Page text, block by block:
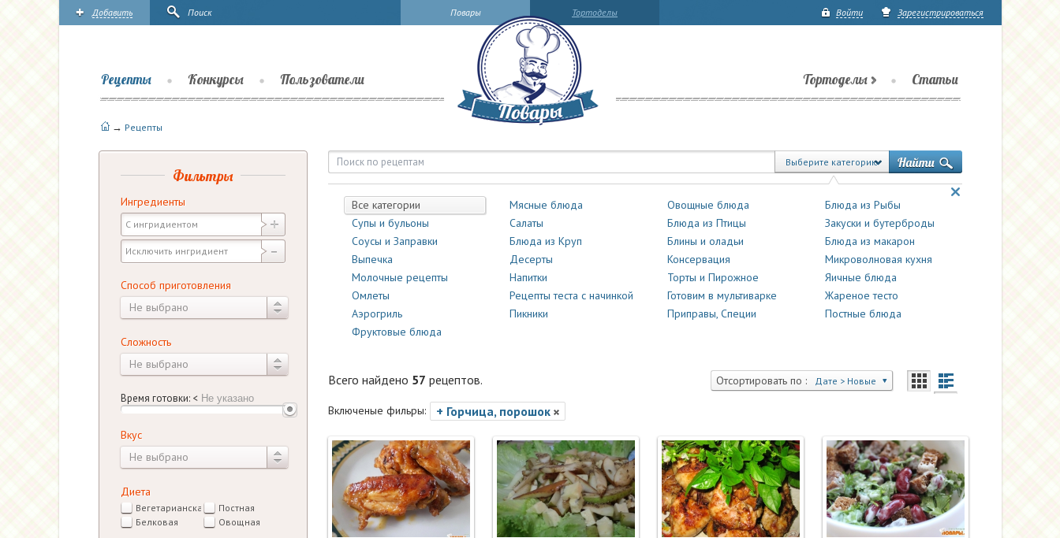
Тортоделы
Повары Войти Зарегистрироваться
Добавить Поиск
Тортоделы Статьи
Рецепты Конкурсы Пользователи
→ Рецепты
Рецепты | Повары.ру Выберите категорию
Все категории Мясные блюда Овощные блюда
Блюда из Рыбы
Супы и бульоны
Салаты Блюда из Птицы
Закуски и бутерброды
Соусы и Заправки
Блюда из Круп Блины и оладьи
Блюда из макарон
Выпечка
Десерты Консервация
Микроволновая кухня
Молочные рецепты
Напитки Торты и Пирожное
Яичные блюда
Омлеты
Рецепты теста с начинкой Готовим в мультиварке
Жареное тесто
Аэрогриль
Пикники Приправы, Специи
Постные блюда
Фруктовые блюда
Отсортировать по : Дате > Новые
Всего найдено 57 рецептов.
Включеные фильры: + Горчица, порошок
Фильтры
Ингредиенты
Способ приготовления
Не выбрано
Сложность
Не выбрано
Время готовки: <
Вкус
Не выбрано
Диета
Вегетарианская
Постная
Белковая
Овощная